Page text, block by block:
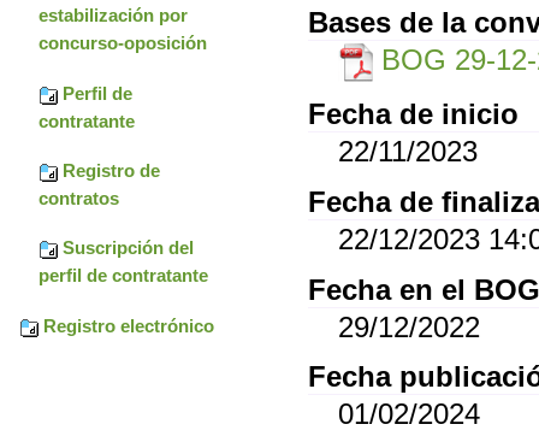
estabilización por
concurso-oposición
Perfil de
contratante
Registro de
contratos
Suscripción del
perfil de contratante
Registro electrónico
Bases de la
BOG 29-
Fecha de inicio
22/11/2023
Fecha de
22/12/2023
Fecha en el BOG
29/12/2022
Fecha
01/02/2024